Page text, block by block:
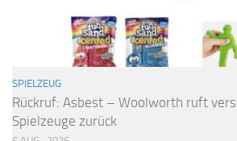
SPIELZEUG
Rückruf: Asbest – Woolworth ruft
Spielzeuge zurück